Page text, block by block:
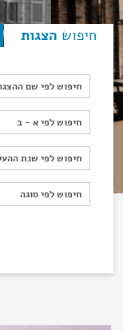
חיפוש הצגות
חיפוש לפי שם
חיפוש לפי א - ב
חיפוש לפי א - ב
חיפוש לפי שנת
חיפוש לפי שנת
חיפוש לפי סוגה
חיפוש לפי סוגה